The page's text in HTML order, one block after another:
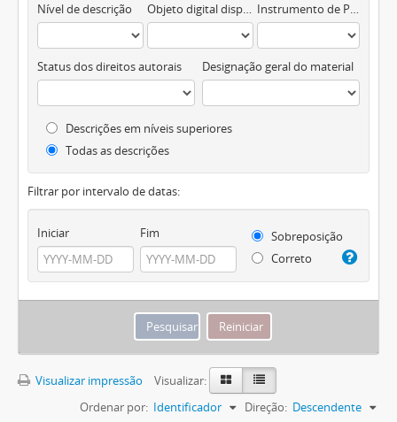
Nível de descrição Objeto digital disponível Instrumento de Pesquisa
Status dos direitos autorais Designação geral do material
Descrições em níveis superiores
Todas as descrições
Filtrar por intervalo de datas:
Iniciar Fim
Sobreposição
Correto
Visualizar impressão
Visualizar:
Ordenar por: Identificador Direção: Descendente